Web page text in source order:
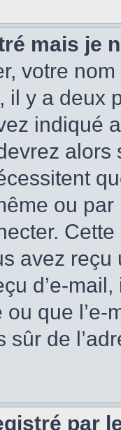
mais je
votre
il y a deux
indiqué
ou
avez
d’e-
que
sûr de
par